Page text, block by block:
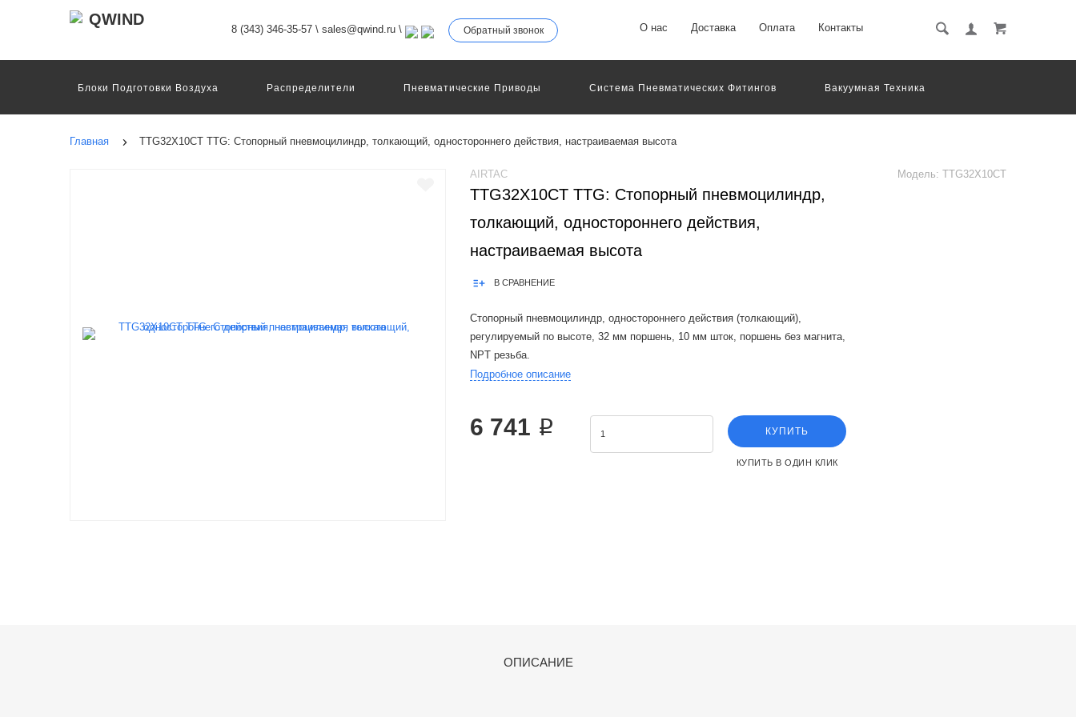
8 (343) 346-35-57 \ sales@qwind.ru \ Обратный звонок О нас Доставка Оплата Контакты
Блоки Подготовки Воздуха Распределители Пневматические Приводы Система Пневматических Фитингов
Вакуумная Техника
Motion Terminal
Системы Перемещения Технология Управления Электрические Приводы
Главная TTG32X10CT TTG: Стопорный пневмоцилиндр, толкающий, одностороннего действия, настраиваемая высота
Модель: TTG32X10CT
AIRTAC
TTG32X10CT TTG: Стопорный пневмоцилиндр,
толкающий, одностороннего действия,
настраиваемая высота
В СРАВНЕНИЕ
Стопорный пневмоцилиндр, одностороннего действия (толкающий),
регулируемый по высоте, 32 мм поршень, 10 мм шток, поршень без магнита,
NPT резьба.
Подробное описание
6 741 ₽ КУПИТЬ
КУПИТЬ В ОДИН КЛИК
ОПИСАНИЕ